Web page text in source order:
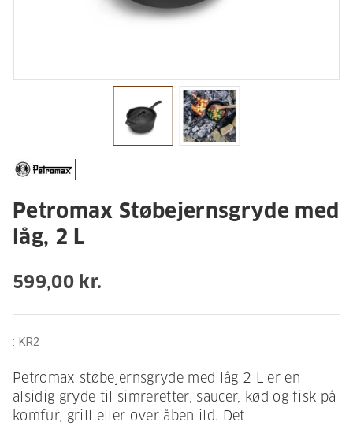
Petromax Støbejernsgryde med
låg, 2 L
599,00 kr.
: KR2
Petromax støbejernsgryde med låg 2 L er en
alsidig gryde til simreretter, saucer, kød og fisk på
komfur, grill eller over åben ild. Det